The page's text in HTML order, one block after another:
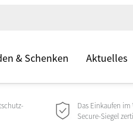
& Schenken Aktuelles
Das Einkaufen
Secure-Siegel